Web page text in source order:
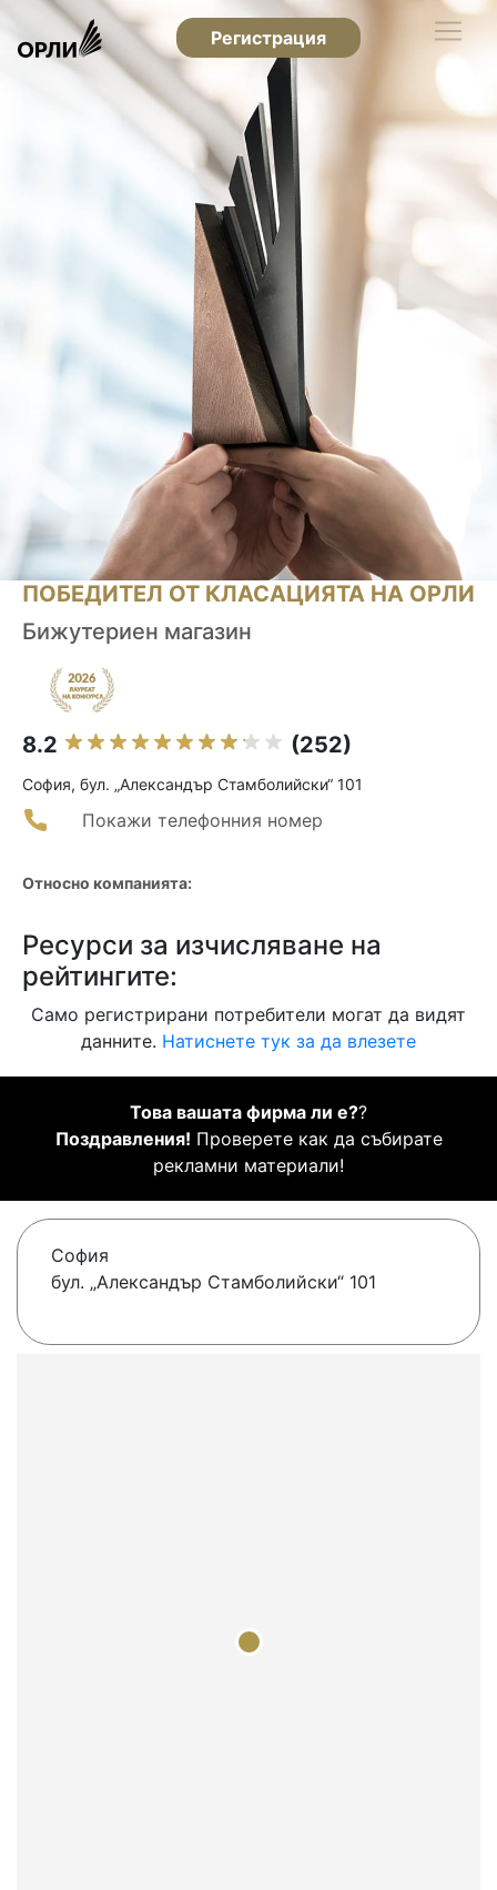
Регистрация
ПОБЕДИТЕЛ ОТ КЛАСАЦИЯТА НА ОРЛИ
Бижутериен магазин
8.2 (252)
София, бул. „Александър Стамболийски“ 101
Покажи телефонния номер
Относно компанията:
Ресурси за изчисляване на
рейтингите:
Само регистрирани потребители могат да видят
данните. Натиснете тук за да влезете
Това вашата фирма ли е??
Поздравления! Проверете как да събирате
рекламни материали!
София
бул. „Александър Стамболийски“ 101